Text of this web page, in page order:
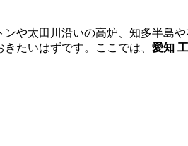
や太田川沿いの高炉、知多半島
たいはずです。ここでは、 愛知